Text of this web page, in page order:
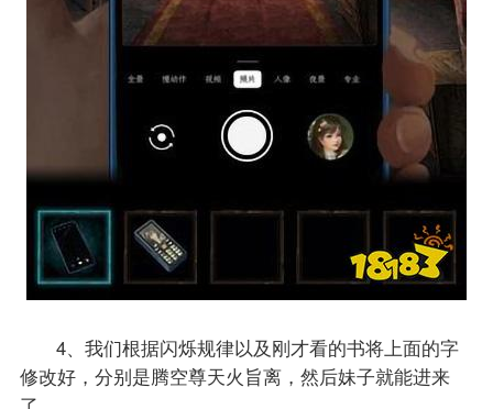
4、我们根据闪烁规律以及刚才看的书将上面的字
修改好，分别是腾空尊天火旨离，然后妹子就能进来